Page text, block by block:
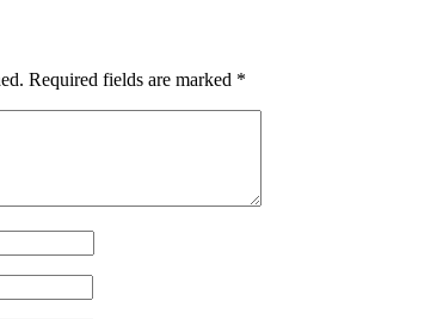
Required fields are marked *